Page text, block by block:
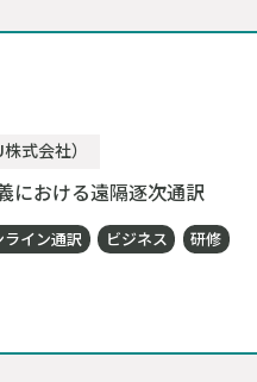
式会社）
における遠隔逐次通訳
ライン通訳 ビジネス
研修